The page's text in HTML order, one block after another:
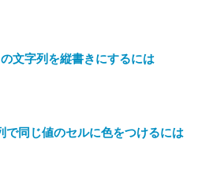
文字列を縦書きにするには
で同じ値のセルに色をつけるには